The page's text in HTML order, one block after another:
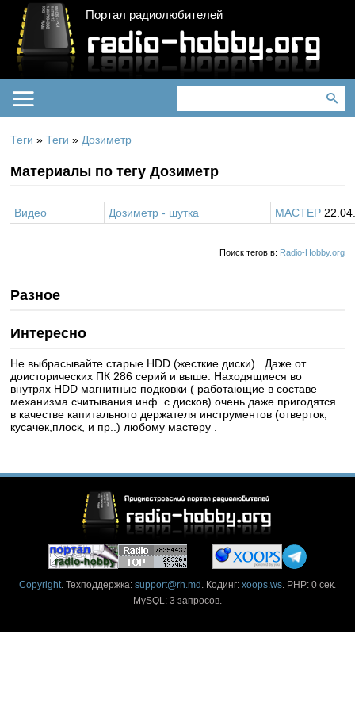
Портал радиолюбителей
Теги »Теги » Дозиметр
Материалы по тегу Дозиметр
Видео Дозиметр - шутка MACTEP
Поиск тегов в: Radio-Hobby.org
Разное
Интересно
Не выбрасывайте старые HDD (жесткие диски) . Даже от
доисторических ПК 286 серий и выше. Находящиеся во
внутрях HDD магнитные подковки ( работающие в составе
механизма считывания инф. с дисков) очень даже пригодятся
в качестве капитального держателя инструментов (отверток,
кусачек,плоск, и пр..) любому мастеру .
Copyright. Техподдержка: support@rh.md . Кодинг: xoops.ws. PHP: 0 сек.
MySQL: 3 запросов.